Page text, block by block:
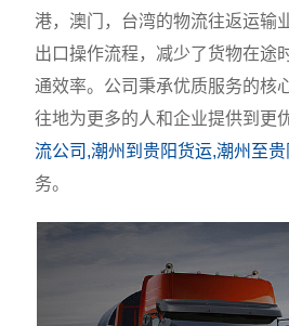
港，澳门，台湾的物流往返运输
出口操作流程，减少了货物在途
通效率。公司秉承优质服务的核
往地为更多的人和企业提供到更
流公司,潮州到贵阳货运,潮州至
务。